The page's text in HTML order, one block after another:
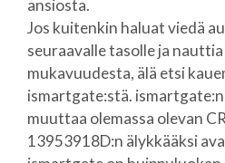
ansiosta.
Jos kuitenkin haluat viedä
seuraavalle tasolle ja
mukavuudesta, älä etsi
ismartgate:stä.
muuttaa olemassa olevan
13953918D:n älykkääksi